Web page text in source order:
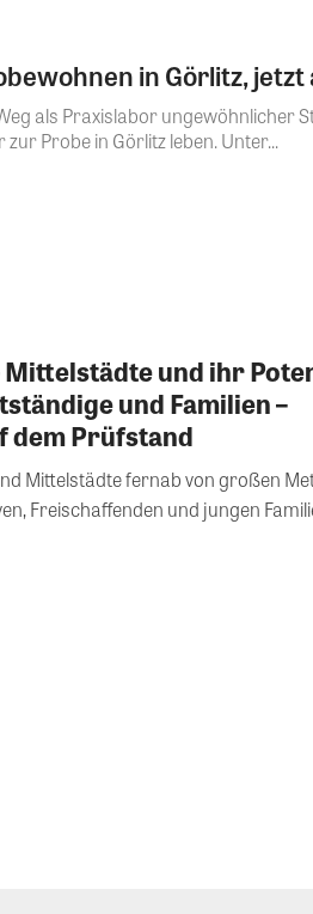
in Görlitz,
als Praxislabor
Probe in Görlitz leben. Unter...
Mittelstädte und ihr
und Familien –
dem Prüfstand
Mittelstädte fernab von großen
Freischaffenden und jungen